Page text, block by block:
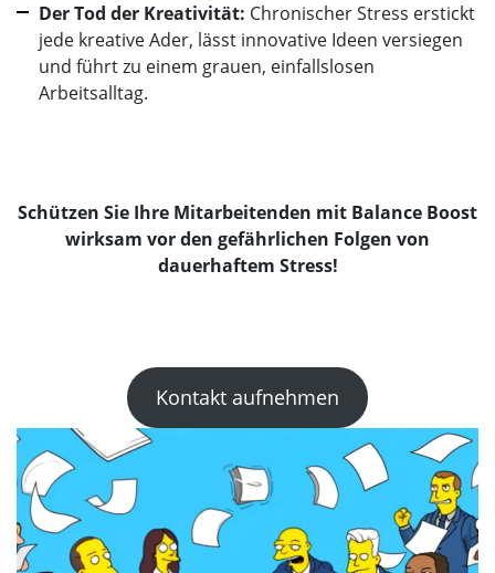
Der Tod der Kreativität: Chronischer Stress erstickt
jede kreative Ader, lässt innovative Ideen versiegen
und führt zu einem grauen, einfallslosen
Arbeitsalltag.
Schützen Sie Ihre Mitarbeitenden mit Balance Boost
wirksam vor den gefährlichen Folgen von
dauerhaftem Stress!
Kontakt aufnehmen